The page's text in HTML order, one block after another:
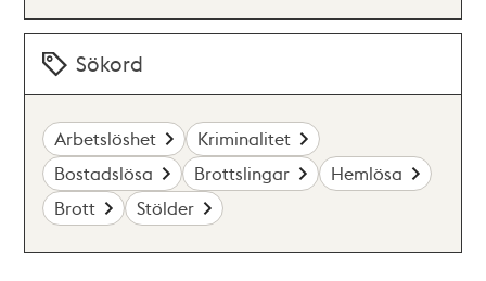
Sökord
Arbetslöshet
Kriminalitet
Bostadslösa
Brottslingar
Hemlösa
Brott
Stölder